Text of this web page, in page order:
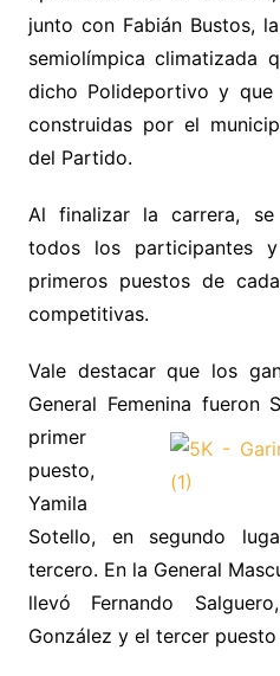
junto con Fabián Bustos,
semiolímpica climatizada
dicho Polideportivo y
construidas por el
del Partido.
Al finalizar la carrera, se
todos los participantes
primeros puestos de
competitivas.
Vale destacar que los
General Femenina fueron
primer
puesto,
Yamila
Sotello, en segundo
tercero. En la General
llevó Fernando
González y el tercer